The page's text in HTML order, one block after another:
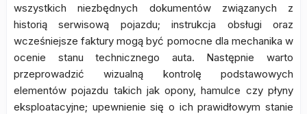
wszystkich niezbędnych dokumentów związanych z
historią serwisową pojazdu; instrukcja obsługi oraz
wcześniejsze faktury mogą być pomocne dla mechanika w
ocenie stanu technicznego auta. Następnie warto
przeprowadzić wizualną kontrolę podstawowych
elementów pojazdu takich jak opony, hamulce czy płyny
eksploatacyjne; upewnienie się o ich prawidłowym stanie